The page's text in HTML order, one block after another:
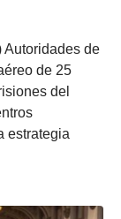
Autoridades de
de 25
del
estrategia